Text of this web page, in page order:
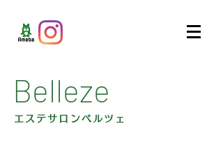
Belleze
エステサロンベルツェ